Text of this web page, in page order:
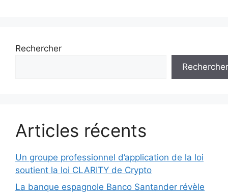
Rechercher
Rechercher
Articles récents
Un groupe professionnel d’application de la loi
soutient la loi CLARITY de Crypto
La banque espagnole Banco Santander révèle